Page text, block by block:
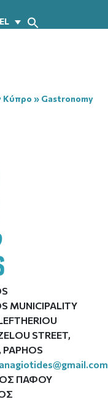
EL
Κύπρο » Gastronomy
MUNICIPALITY
STREET,
PAPHOS
ΠΑΦΟΥ